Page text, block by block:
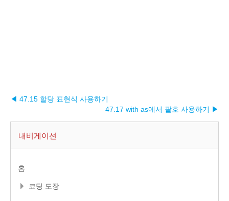
◀ 47.15 할당 표현식 사용하기
47.17 with as에서 괄호 사용하기 ▶︎
내비게이션
홈
코딩 도장